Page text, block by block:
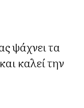
ψάχνει τα
καλεί την